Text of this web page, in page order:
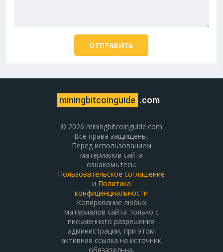
miningbitcoinguide .com
© 2026 miningbitcoinguide.com
Все права защищены.
Перед использованием
материалов сайта
ознакомьтесь:
Пользовательское соглашение
и Политика
конфиденциальности
Копирование любых
материалов сайта только с
письменного разрешения
администрации, при этом
активная ссылка на источник
обязательна.